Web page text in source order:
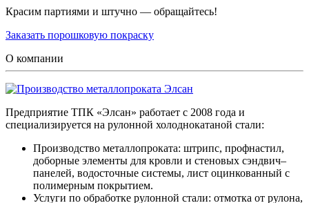
Красим партиями и штучно — обращайтесь!
Заказать порошковую покраску
О компании
Предприятие ТПК «Элсан» работает с 2008 года и
специализируется на рулонной холоднокатаной стали:
Производство металлопроката: штрипс, профнастил,
доборные элементы для кровли и стеновых сэндвич–
панелей, водосточные системы, лист оцинкованный с
полимерным покрытием.
Услуги по обработке рулонной стали: отмотка от рулона,